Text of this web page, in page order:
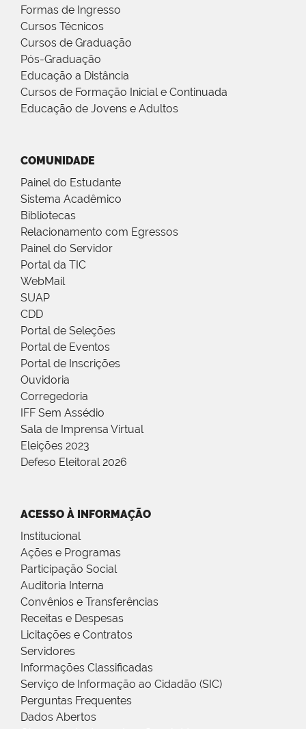
Formas de Ingresso
Cursos Técnicos
Cursos de Graduação
Pós-Graduação
Educação a Distância
Cursos de Formação Inicial e Continuada
Educação de Jovens e Adultos
COMUNIDADE
Painel do Estudante
Sistema Acadêmico
Bibliotecas
Relacionamento com Egressos
Painel do Servidor
Portal da TIC
WebMail
SUAP
CDD
Portal de Seleções
Portal de Eventos
Portal de Inscrições
Ouvidoria
Corregedoria
IFF Sem Assédio
Sala de Imprensa Virtual
Eleições 2023
Defeso Eleitoral 2026
ACESSO À INFORMAÇÃO
Institucional
Ações e Programas
Participação Social
Auditoria Interna
Convênios e Transferências
Receitas e Despesas
Licitações e Contratos
Servidores
Informações Classificadas
Serviço de Informação ao Cidadão (SIC)
Perguntas Frequentes
Dados Abertos